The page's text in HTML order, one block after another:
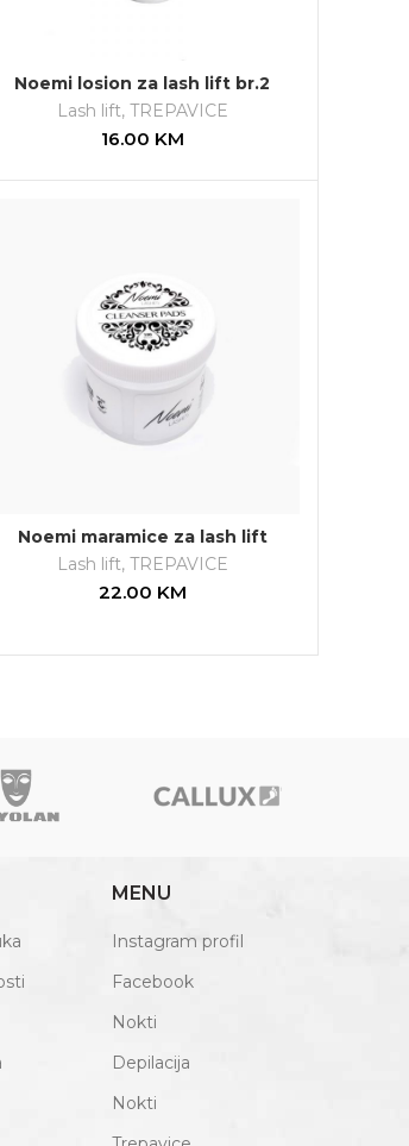
Noemi losion za lash lift br.2
Lash lift, TREPAVICE
16.00 KM
Noemi maramice za lash lift
Lash lift, TREPAVICE
22.00 KM
MENU
Instagram profil
Facebook
Nokti
Depilacija
Nokti